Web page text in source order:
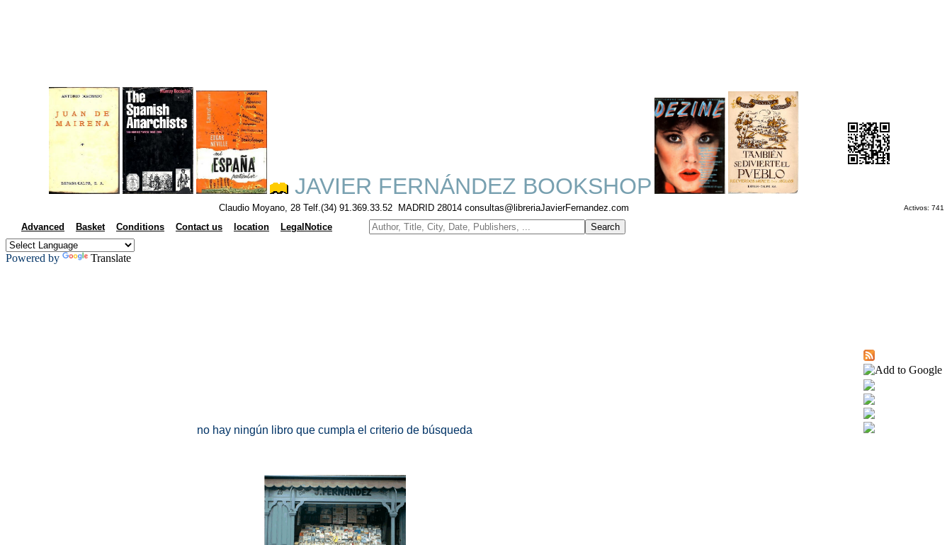
JAVIER FERNÁNDEZ BOOKSHOP
Claudio Moyano, 28 Telf.(34) 91.369.33.52 MADRID 28014 consultas@libreriaJavierFernandez.com Activos: 741
Advanced Basket Conditions Contact us location LegalNotice
Powered by Translate
no hay ningún libro que cumpla el criterio de búsqueda